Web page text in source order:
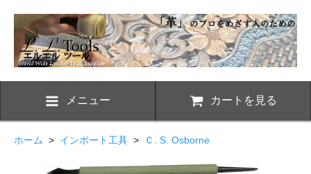
メニュー カートを見る
ホーム > インポート工具 > Ｃ. S. Osborne